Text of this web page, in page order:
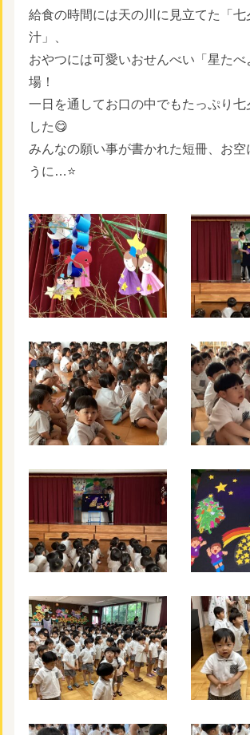
給食の時間には天の川に見立てた「七
汁」、
おやつには可愛いおせんべい「星たべ
場！
一日を通してお口の中でもたっぷり七
した😋
みんなの願い事が書かれた短冊、お空
うに…⭐